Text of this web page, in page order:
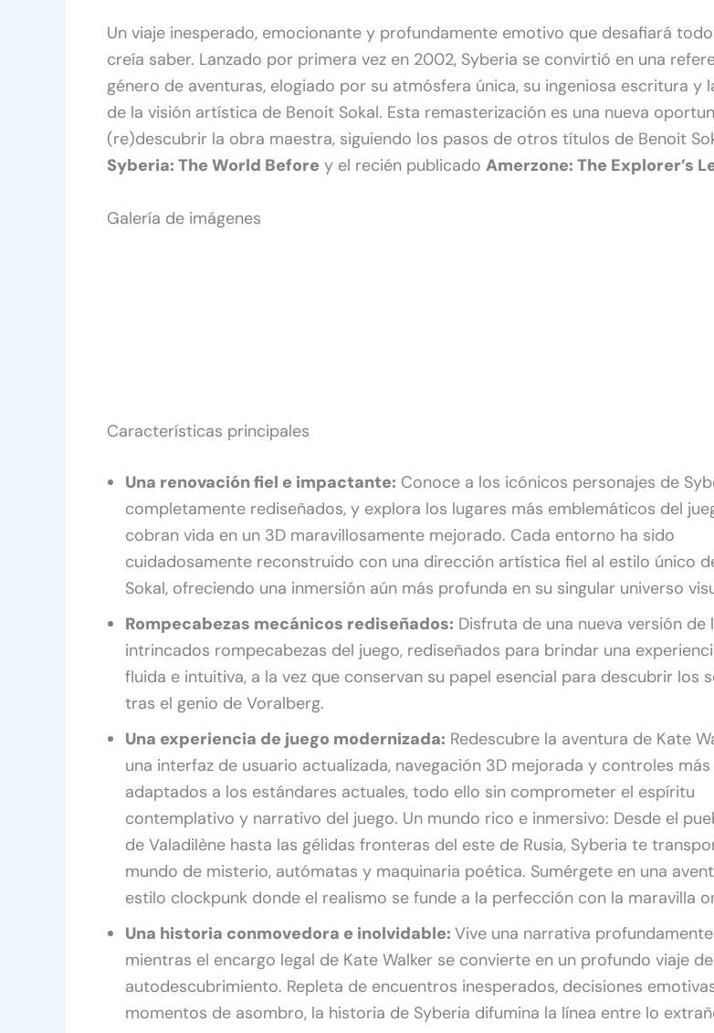
Un viaje inesperado, emocionante y profundamente emotivo que desafiará
creía saber. Lanzado por primera vez en 2002, Syberia se convirtió en una
género de aventuras, elogiado por su atmósfera única, su ingeniosa escritura y
de la visión artística de Benoit Sokal. Esta remasterización es una nueva
(re)descubrir la obra maestra, siguiendo los pasos de otros títulos de Benoit
Syberia: The World Before y el recién publicado Amerzone: The Explorer’s
Galería de imágenes
Características principales
Una renovación fiel e impactante: Conoce a los icónicos personajes de
completamente rediseñados, y explora los lugares más emblemáticos del
cobran vida en un 3D maravillosamente mejorado. Cada entorno ha sido
cuidadosamente reconstruido con una dirección artística fiel al estilo único
Sokal, ofreciendo una inmersión aún más profunda en su singular universo
Rompecabezas mecánicos rediseñados: Disfruta de una nueva versión de
intrincados rompecabezas del juego, rediseñados para brindar una
fluida e intuitiva, a la vez que conservan su papel esencial para descubrir los
tras el genio de Voralberg.
Una experiencia de juego modernizada: Redescubre la aventura de Kate
una interfaz de usuario actualizada, navegación 3D mejorada y controles
adaptados a los estándares actuales, todo ello sin comprometer el espíritu
contemplativo y narrativo del juego. Un mundo rico e inmersivo: Desde el
de Valadilène hasta las gélidas fronteras del este de Rusia, Syberia te
mundo de misterio, autómatas y maquinaria poética. Sumérgete en una
estilo clockpunk donde el realismo se funde a la perfección con la maravilla
Una historia conmovedora e inolvidable: Vive una narrativa
mientras el encargo legal de Kate Walker se convierte en un profundo viaje de
autodescubrimiento. Repleta de encuentros inesperados, decisiones
momentos de asombro, la historia de Syberia difumina la línea entre lo